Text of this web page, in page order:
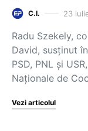
C.I. 23
Radu Szekely,
David, susținut
PSD, PNL și
Naționale de
Vezi articolul